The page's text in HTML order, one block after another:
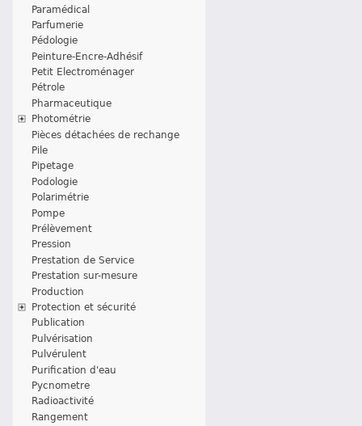
Paramédical
Parfumerie
Pédologie
Peinture-Encre-Adhésif
Petit Electroménager
Pétrole
Pharmaceutique
Photométrie
Pièces détachées de rechange
Pile
Pipetage
Podologie
Polarimétrie
Pompe
Prélèvement
Pression
Prestation de Service
Prestation sur-mesure
Production
Protection et sécurité
Publication
Pulvérisation
Pulvérulent
Purification d'eau
Pycnometre
Radioactivité
Rangement